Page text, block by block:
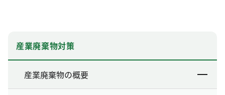
産業廃棄物対策
産業廃棄物の概要